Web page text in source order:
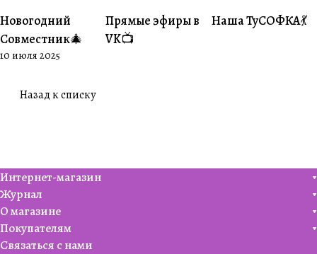
#Совместники
Новогодний
Совместник🎄
10 июля 2025
#Житуха
Прямые эфиры в
VK📺
#Совместники
Наша ТуСОФКА💃
Назад к списку
Интернет-магазин
Журнал
О магазине
Покупателям
Связаться с нами